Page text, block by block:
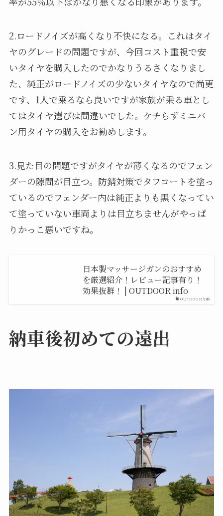
2.ロードノイズが高くなり不快になる。これはタイ
ヤのグレードの問題ですが、今回コスト重視で安
いタイヤを購入したのでかなりうるさくなりまし
た、純正がロードノイズの少ないタイヤなので尚更
です、1人で乗るなら良いですが家族が乗る車とし
てはタイヤ選びは間違いでした。ケチらずミニバ
ン用タイヤの購入をお勧めします。
3.見た目の問題ですがタイヤが薄くなるのでフェン
ダーの隙間が目立つ。防錆対策でタフコートを塗っ
ているのでフェンダー内は純正よりも黒くなってい
て塗っていない車両よりは目立ちませんがやっぱ
りかっこ悪いですね。
OUTDOOR info
日本製マッサージガンのおすすめ
を厳選紹介！レビュー記事有り！
効果抜群！ | OUTDOOR info
納車後初めての遠出